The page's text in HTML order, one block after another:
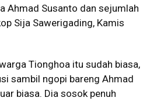
Ahmad Susanto dan sejumlah
Sija Sawerigading, Kamis
Tionghoa itu sudah biasa,
sambil ngopi bareng Ahmad
biasa. Dia sosok penuh